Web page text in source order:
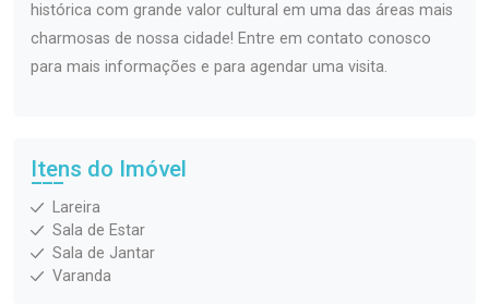
histórica com grande valor cultural em uma das áreas mais
charmosas de nossa cidade! Entre em contato conosco
para mais informações e para agendar uma visita.
Itens do Imóvel
Lareira
Sala de Estar
Sala de Jantar
Varanda